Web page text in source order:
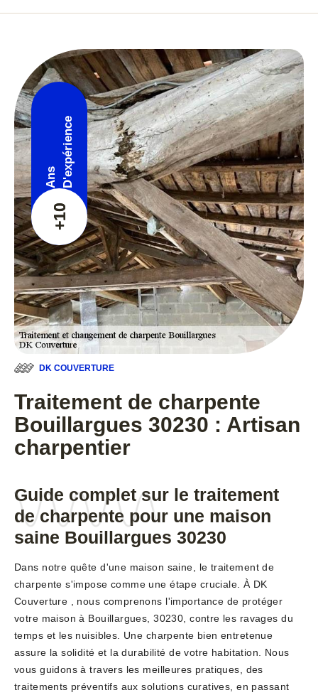
+10
Ans D'expérience
DK COUVERTURE
Traitement de charpente
Bouillargues 30230 : Artisan
charpentier
Guide complet sur le traitement
de charpente pour une maison
saine Bouillargues 30230
Dans notre quête d'une maison saine, le traitement de
charpente s'impose comme une étape cruciale. À DK
Couverture , nous comprenons l'importance de protéger
votre maison à Bouillargues, 30230, contre les ravages du
temps et les nuisibles. Une charpente bien entretenue
assure la solidité et la durabilité de votre habitation. Nous
vous guidons à travers les meilleures pratiques, des
traitements préventifs aux solutions curatives, en passant